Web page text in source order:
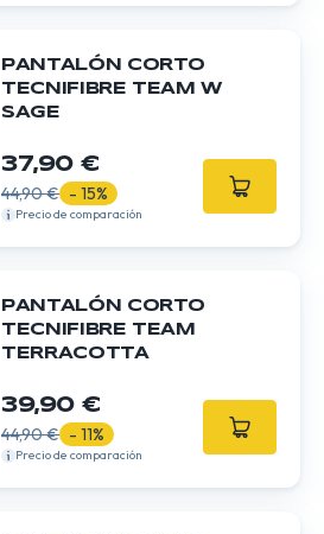
PANTALÓN CORTO
TECNIFIBRE TEAM W
SAGE
37,90 €
44,90 € - 15%
Precio de comparación
PANTALÓN CORTO
TECNIFIBRE TEAM
TERRACOTTA
39,90 €
44,90 € - 11%
Precio de comparación